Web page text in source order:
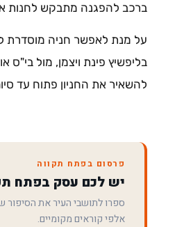
ברכב להפגנה מתבקש לחנות
להשאיר את החניון פתוח עד
פרסום בפתח תקווה
יש לכם עסק בפתח
ספרו לתושבי העיר את
אלפי קוראים מקומיים.